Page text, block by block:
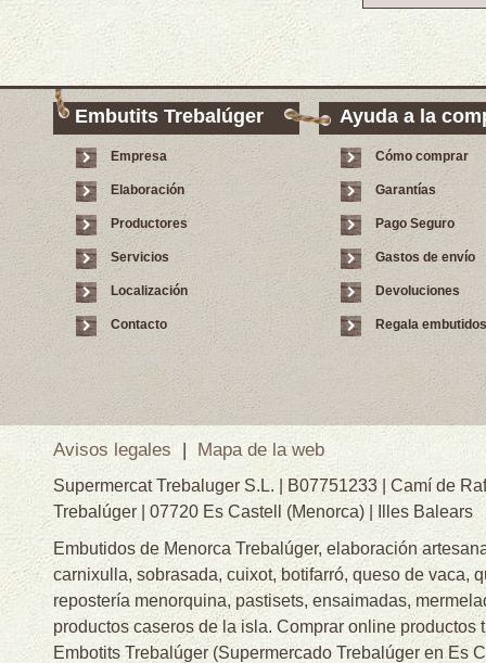
Embutits Trebalúger
Empresa
Elaboración
Productores
Servicios
Localización
Contacto
Ayuda a la
Cómo comprar
Garantías
Pago Seguro
Gastos de envío
Devoluciones
Regala embutidos
Avisos legales | Mapa de la web
Supermercat Trebaluger S.L. | B07751233 | Camí de
Trebalúger | 07720 Es Castell (Menorca) | Illes Balears
Embutidos de Menorca Trebalúger, elaboración
carnixulla, sobrasada, cuixot, botifarró, queso de vaca,
repostería menorquina, pastisets, ensaimadas,
productos caseros de la isla. Comprar online productos
Embotits Trebalúger (Supermercado Trebalúger en Es